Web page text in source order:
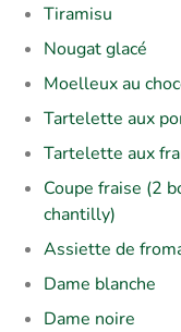
Tiramisu
Nougat glacé
Moelleux au
Tartelette aux
Tartelette aux
Coupe fraise (2
chantilly)
Assiette de
Dame blanche
Dame noire